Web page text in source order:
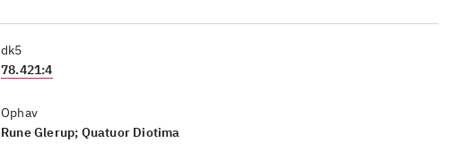
dk5
78.421:4
Ophav
Rune Glerup; Quatuor Diotima